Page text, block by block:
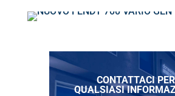
CONTATTACI PER
QUALSIASI